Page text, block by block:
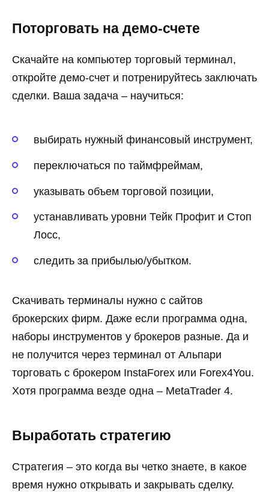
Поторговать на демо-счете
Скачайте на компьютер торговый терминал,
откройте демо-счет и потренируйтесь заключать
сделки. Ваша задача – научиться:
выбирать нужный финансовый инструмент,
переключаться по таймфреймам,
указывать объем торговой позиции,
устанавливать уровни Тейк Профит и Стоп
Лосс,
следить за прибылью/убытком.
Скачивать терминалы нужно с сайтов
брокерских фирм. Даже если программа одна,
наборы инструментов у брокеров разные. Да и
не получится через терминал от Альпари
торговать с брокером InstaForex или Forex4You.
Хотя программа везде одна – MetaTrader 4.
Выработать стратегию
Стратегия – это когда вы четко знаете, в какое
время нужно открывать и закрывать сделку.